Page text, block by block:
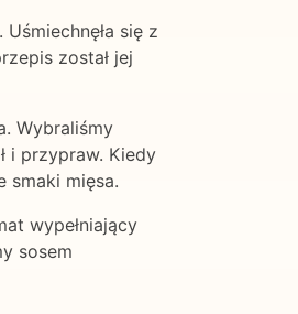
się z
został jej
Wybraliśmy
i przypraw. Kiedy
smaki mięsa.
wypełniający
sosem